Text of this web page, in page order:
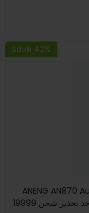
Save 42%
ANENG AN870
19999 العد يتحقق من نطاق التيار المتردد الحقيقي لا يوجد تحذير شحن